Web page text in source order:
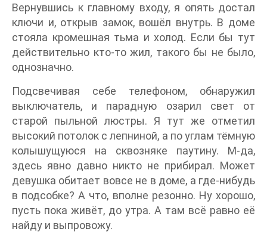
Вернувшись к главному входу, я опять достал
ключи и, открыв замок, вошёл внутрь. В доме
стояла кромешная тьма и холод. Если бы тут
действительно кто-то жил, такого бы не было,
однозначно.
Подсвечивая себе телефоном, обнаружил
выключатель, и парадную озарил свет от
старой пыльной люстры. Я тут же отметил
высокий потолок с лепниной, а по углам тёмную
колышущуюся на сквозняке паутину. М-да,
здесь явно давно никто не прибирал. Может
девушка обитает вовсе не в доме, а где-нибудь
в подсобке? А что, вполне резонно. Ну хорошо,
пусть пока живёт, до утра. А там всё равно её
найду и выпровожу.